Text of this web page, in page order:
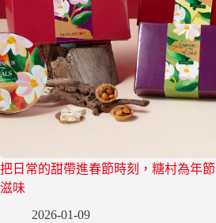
把日常的甜帶進春節時刻，糖村為年
滋味
2026-01-09